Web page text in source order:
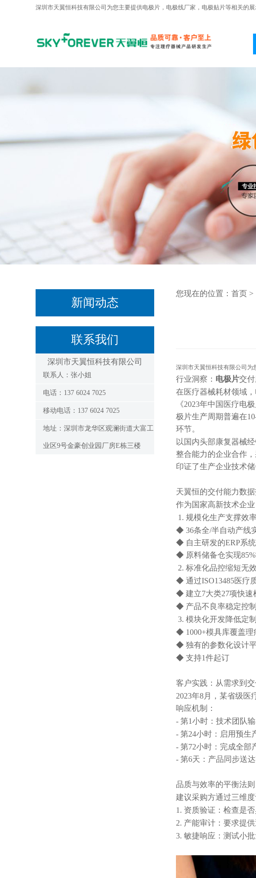
深圳市天翼恒科技有限公司为您主要提供电极片 ，电极线厂家，电极贴片等相关的
新闻动态
联系我们
深圳市天翼恒科技有限公司
联系人：张小姐
电话：137 6024 7025
移动电话：137 6024 7025
地址：深圳市龙华区观澜街道大富工
业区9号金豪创业园厂房E栋三楼
您现在的位置： 首页 >
深圳市天翼恒科技有限公司为
行业洞察： 电极片交
在医疗器械耗材领域
《2023年中国医疗电
极片生产周期普遍在
环节。
以国内头部康复器械
整合能力的企业合作
印证了生产企业技术
天翼恒的交付能力数
作为国家高新技术企
1. 规模化生产支撑效
◆ 36条全/半自动产线
◆ 自主研发的ERP系
◆ 原料储备仓实现
2. 标准化品控缩短无
◆ 通过ISO13485医疗
◆ 建立7大类27项快速
◆ 产品不良率稳定控
3. 模块化开发降低定
◆ 1000+模具库覆盖理
◆ 独有的参数化设计
◆ 支持1件起订
客户实践：从需求到
2023年8月，某省级医
响应机制：
- 第1小时：技术团队
- 第24小时：启用预生
- 第72小时：完成全部
- 第6天：产品同步送
品质与效率的平衡法则
建议采购方通过三维
1. 资质验证：检查是
2. 产能审计：要求提
3. 敏捷响应：测试小